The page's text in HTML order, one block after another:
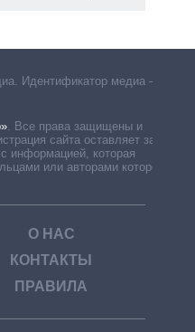
Идентификатор медиа –
Все права защищены и
сайта оставляет за
информацией, которая
или авторами которой
О НАС
КОНТАКТЫ
ПРАВИЛА